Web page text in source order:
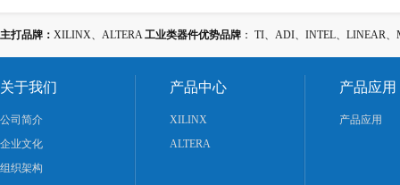
主打品牌： XILINX、ALTERA工业类器件优势品牌 ： TI、ADI、INTEL、LINEAR
关于我们
公司简介
企业文化
组织架构
产品中心
XILINX
ALTERA
产品应用
产品应用